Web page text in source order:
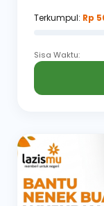
Terkumpul: Rp
Sisa Waktu: